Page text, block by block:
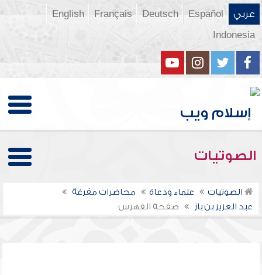
عربي Español
Deutsch
Français
English
Indonesia
الصوتيات
الصوتيات علماء ودعاة
محاضرات مفرغة
عبد العزيز بن باز
صفحة الفهرس